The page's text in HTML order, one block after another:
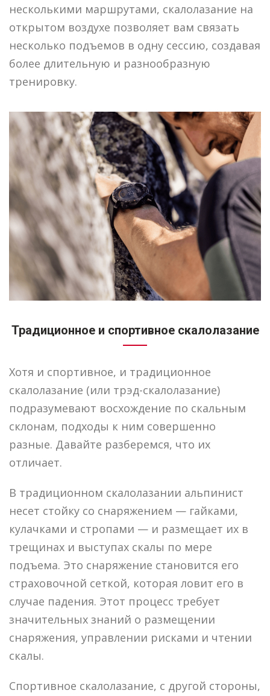
несколькими маршрутами, скалолазание на
открытом воздухе позволяет вам связать
несколько подъемов в одну сессию, создавая
более длительную и разнообразную
тренировку.
Традиционное и спортивное скалолазание
Хотя и спортивное, и традиционное
скалолазание (или трэд-скалолазание)
подразумевают восхождение по скальным
склонам, подходы к ним совершенно
разные. Давайте разберемся, что их
отличает.
В традиционном скалолазании альпинист
несет стойку со снаряжением — гайками,
кулачками и стропами — и размещает их в
трещинах и выступах скалы по мере
подъема. Это снаряжение становится его
страховочной сеткой, которая ловит его в
случае падения. Этот процесс требует
значительных знаний о размещении
снаряжения, управлении рисками и чтении
скалы.
Спортивное скалолазание, с другой стороны,